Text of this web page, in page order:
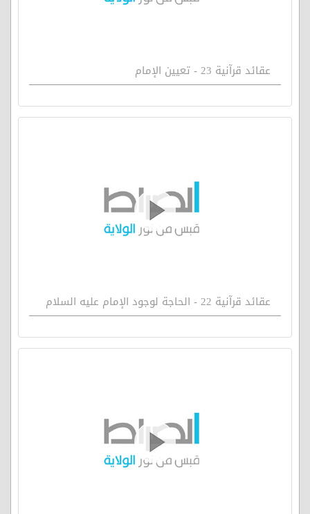
عقائد قرآنية 23 - تعيين الإمام
عقائد قرآنية 22 - الحاجة لوجود الإمام عليه السلام